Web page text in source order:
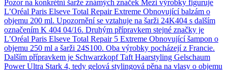
Pozor na konkrétní šarže známých značek Mezi výrobky figuruje
L’Oréal Paris Elseve Total Repair Extreme Obnovující balzám o
objemu 200 ml. Upozornění se vztahuje na šarži 24K404 s dalším
označením K 404 04/16. Druhým přípravkem stejné značky je
L’Oréal Paris Elseve Total Repair 5 Extreme Obnovující šampon o
objemu 250 ml a šarži 24S100. Oba výrobky pocházejí z Francie.
Dalším přípravkem je Schwarzkopf Taft Haarstyling Gelschaum
Power Ultra Stark 4, tedy gelová stylingová pěna na vlasy o objemu